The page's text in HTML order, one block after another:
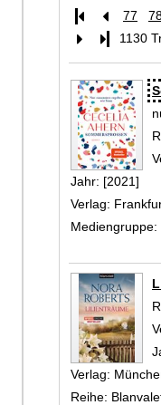
77
Letzte1130
Zu den
Jahr: [2021]
Verlag:
Mediengruppe:
Verlag:
Reihe: